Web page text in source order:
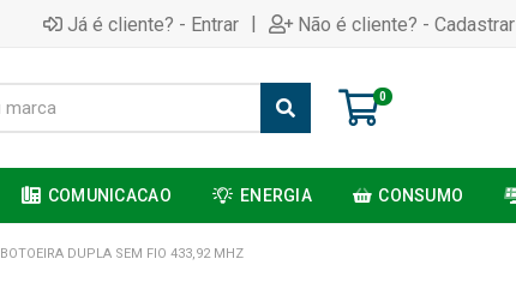
Já é cliente? - Entrar | Não é cliente? - Cadastrar
0
COMUNICACAO ENERGIA CONSUMO
BOTOEIRA DUPLA SEM FIO 433,92 MHZ